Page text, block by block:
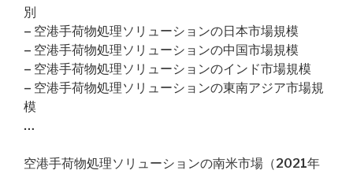
別
– 空港手荷物処理ソリューションの日本市場規模
– 空港手荷物処理ソリューションの中国市場規模
– 空港手荷物処理ソリューションのインド市場規模
– 空港手荷物処理ソリューションの東南アジア市場規
模
…
空港手荷物処理ソリューションの南米市場（2021年